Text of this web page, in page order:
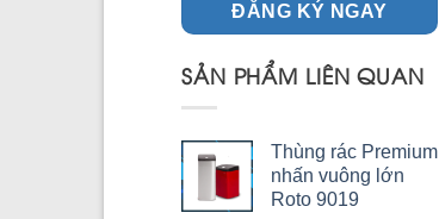
ĐĂNG KÝ NGAY
SẢN PHẨM LIÊN QUAN
Thùng rác Premium
nhấn vuông lớn
Roto 9019